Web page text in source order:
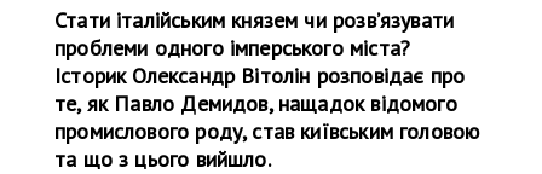
Стати італійським князем чи розвʼязувати
проблеми одного імперського міста?
Історик Олександр Вітолін розповідає про
те, як Павло Демидов, нащадок відомого
промислового роду, став київським головою
та що з цього вийшло.